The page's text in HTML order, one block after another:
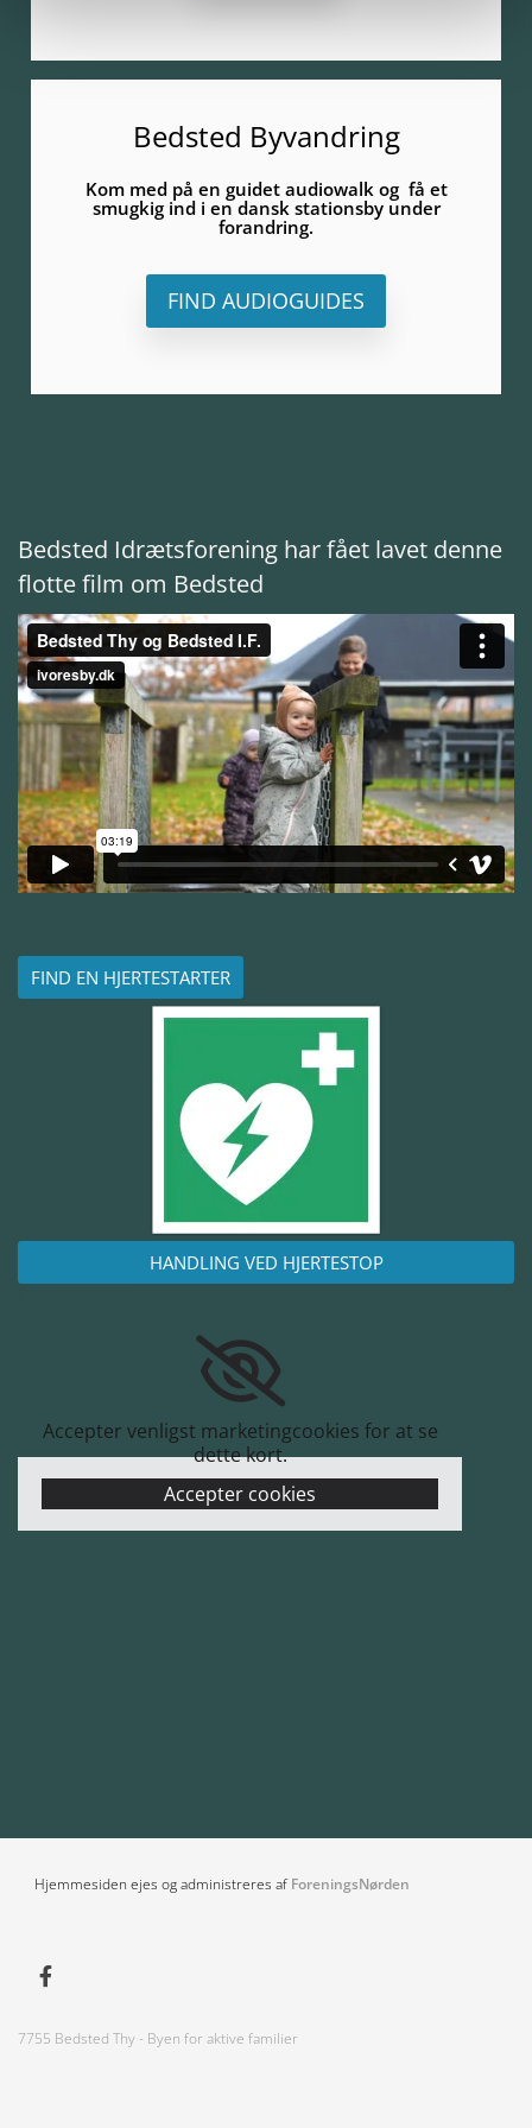
Bedsted Byvandring
Kom med på en guidet audiowalk og få et
smugkig ind i en dansk stationsby under
forandring.
FIND AUDIOGUIDES
Bedsted Idrætsforening har fået lavet denne
flotte film om Bedsted
FIND EN HJERTESTARTER
HANDLING VED HJERTESTOP
Accepter venligst marketingcookies for at se
dette kort.
Accepter cookies
Hjemmesiden ejes og administreres afForeningsNørden
7755 Bedsted Thy - Byen for aktive familier